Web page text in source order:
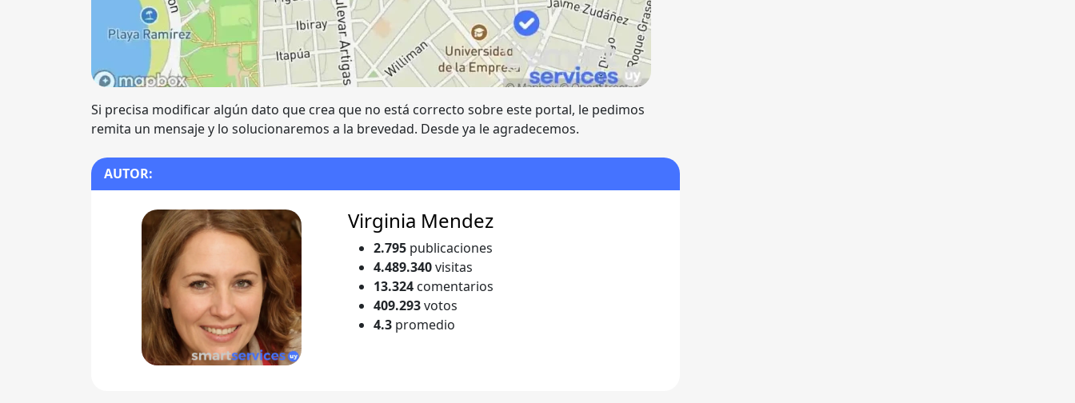
Si precisa modificar algún dato que crea que no está correcto sobre este portal, le pedimos
remita un mensaje y lo solucionaremos a la brevedad. Desde ya le agradecemos.
AUTOR:
Virginia Mendez
2.795 publicaciones
4.489.340visitas
13.324 comentarios
409.293votos
4.3 promedio